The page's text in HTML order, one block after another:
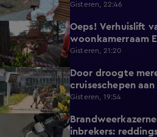
Gisteren, 22:46
0:58
Oeps! Verhuislift
woonkamerraam
Gisteren, 21:20
2:11
Door droogte
cruiseschepen
Gisteren, 19:54
inbrekers: